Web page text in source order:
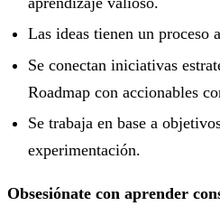
Las ideas tienen un proceso
Se conectan iniciativas
Roadmap con accionables
Se trabaja en base a
experimentación.
Obsesiónate con aprender